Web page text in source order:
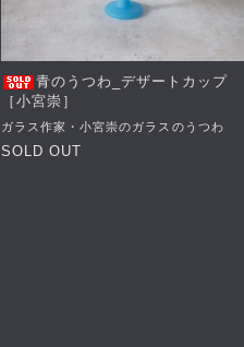
青のうつわ_デザートカップ
［小宮崇］
ガラス作家・小宮崇のガラスのうつわ
SOLD OUT